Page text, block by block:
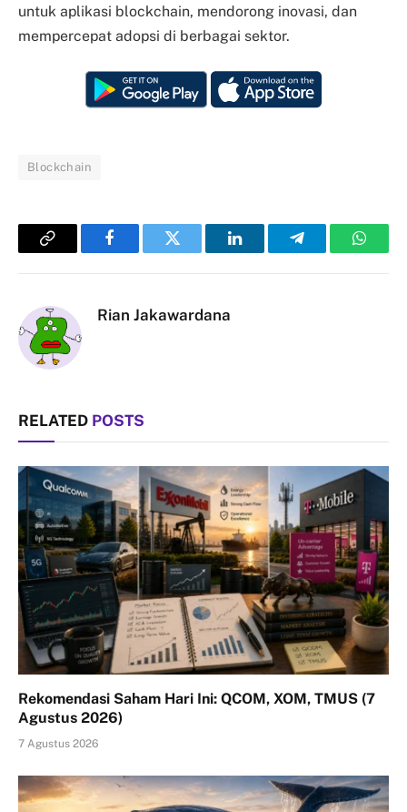
untuk aplikasi blockchain, mendorong inovasi, dan
mempercepat adopsi di berbagai sektor.
Blockchain
Copy
FacebookTwitter LinkedInTelegram
Rian Jakawardana
RELATED POSTS
Rekomendasi Saham Hari Ini: QCOM, XOM, TMUS (7
Agustus 2026)
7 Agustus 2026